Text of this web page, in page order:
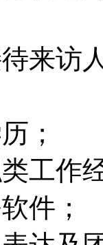
来访
；
工作
件；